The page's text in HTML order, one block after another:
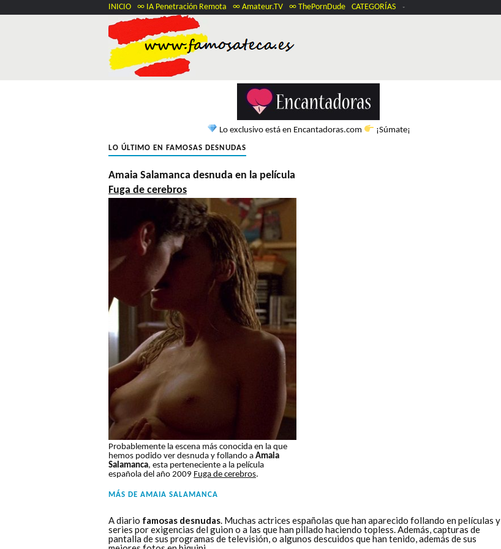
INICIO ∞ IA Penetración Remota ∞ Amateur.TV ∞ ThePornDude CATEGORÍAS
Lo exclusivo está en Encantadoras.com ¡Súmate¡
LO ÚLTIMO EN FAMOSAS DESNUDAS
Amaia Salamanca desnuda en la película
Fuga de cerebros
Probablemente la escena más conocida en la que
hemos podido ver desnuda y follando a Amaia
Salamanca, esta perteneciente a la película
española del año 2009 Fuga de cerebros.
MÁS DE AMAIA SALAMANCA
A diario famosas desnudas. Muchas actrices españolas que han aparecido follando en películas y
series por exigencias del guion o a las que han pillado haciendo topless. Además, capturas de
pantalla de sus programas de televisión, o algunos descuidos que han tenido, además de sus